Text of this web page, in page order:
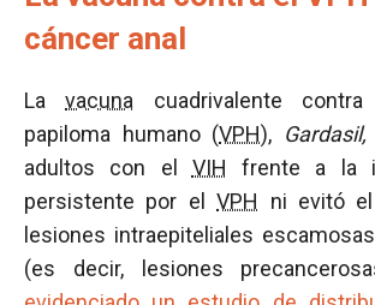
cáncer anal
Lavacuna cuadrivalente
papiloma humano (VPH), Gardasil,
adultos con el VIH frente a la
persistente por elVPH
ni evitó
lesiones intraepiteliales
(es decir, lesiones